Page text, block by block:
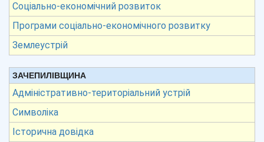
Соціально-економічний розвиток
Програми соціально-економічного розвитку
Землеустрій
ЗАЧЕПИЛІВЩИНА
Адміністративно-територіальний устрій
Символіка
Історична довідка